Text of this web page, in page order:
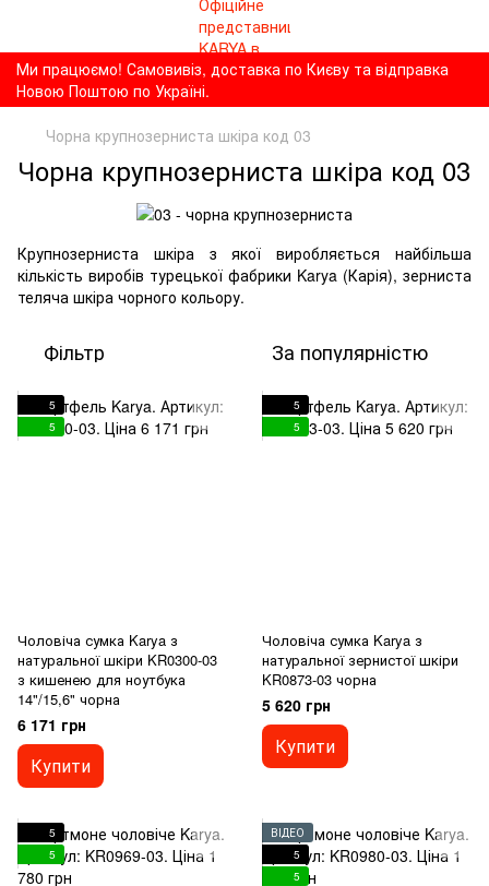
Ми працюємо! Самовивіз, доставка по Києву та відправка
Новою Поштою по Україні.
Чорна крупнозерниста шкіра код 03
Чорна крупнозерниста шкіра код 03
Крупнозерниста шкіра з якої виробляється найбільша
кількість виробів турецької фабрики Karya (Карія), зерниста
теляча шкіра чорного кольору.
Фільтр За популярністю
5
5
Чоловіча сумка Karya з
натуральної шкіри KR0300-03
з кишенею для ноутбука
14"/15,6" чорна
6 171 грн
Купити
5
5
Чоловіча сумка Karya з
натуральної зернистої шкіри
KR0873-03 чорна
5 620 грн
Купити
5
5
ВІДЕО
5
5